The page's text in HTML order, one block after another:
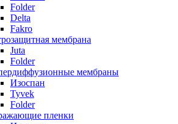
Folder
Delta
Fakro
мембрана
Juta
Folder
мембраны
Изоспан
Tyvek
Folder
пленки